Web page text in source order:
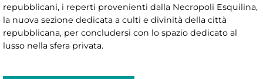
repubblicani, i reperti provenienti dalla Necropoli Esquilina,
la nuova sezione dedicata a culti e divinità della città
repubblicana, per concludersi con lo spazio dedicato al
lusso nella sfera privata.